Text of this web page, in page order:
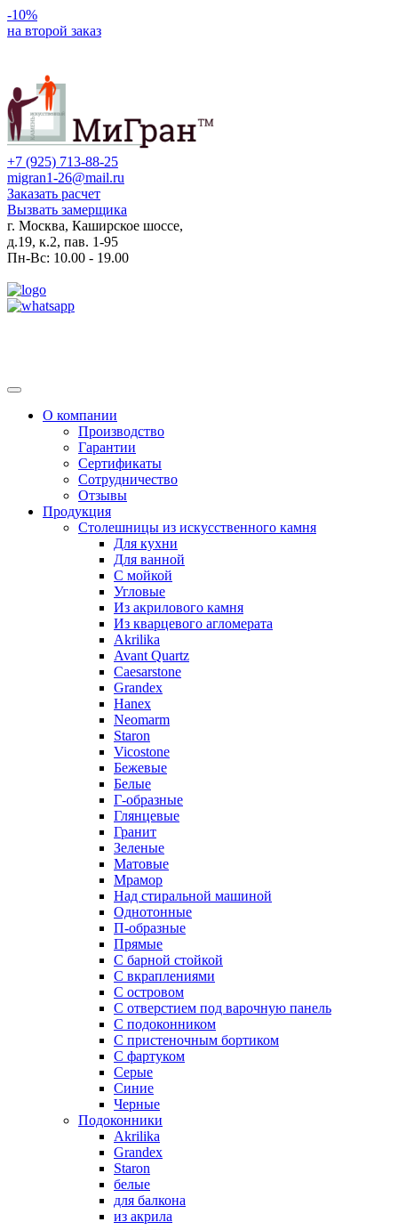
-10%
на второй заказ
+7 (925) 713-88-25
migran1-26@mail.ru
Заказать расчет
Вызвать замерщика
г. Москва, Каширское шоссе,
д.19, к.2, пав. 1-95
Пн-Вс: 10.00 - 19.00
Toggle
navigationО компании
Производство
Гарантии
Сертификаты
Сотрудничество
Отзывы
Продукция
Столешницы из искусственного камня
Для кухни
Для ванной
С мойкой
Угловые
Из акрилового камня
Из кварцевого агломерата
Akrilika
Avant Quartz
Caesarstone
Grandex
Hanex
Neomarm
Staron
Vicostone
Бежевые
Белые
Г-образные
Глянцевые
Гранит
Зеленые
Матовые
Мрамор
Над стиральной машиной
Однотонные
П-образные
Прямые
С барной стойкой
С вкраплениями
С островом
С отверстием под варочную панель
С подоконником
С пристеночным бортиком
С фартуком
Серые
Синие
Черные
Подоконники
Akrilika
Grandex
Staron
белые
для балкона
из акрила